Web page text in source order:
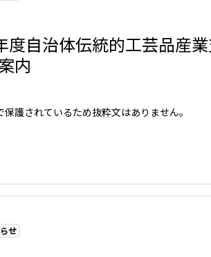
度自治体伝統的工芸品産
内
護されているため抜粋文はありません。
せ